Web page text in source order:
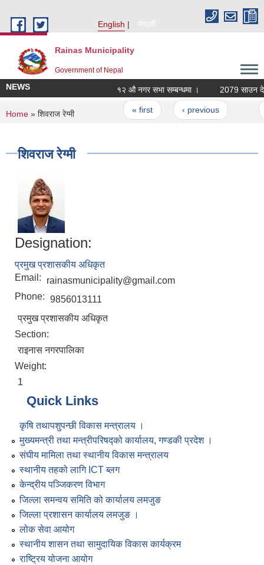
English
नेपाली
Rainas Municipality
Government of Nepal
NEWS १२ औ नगर सभा सम्बन्धमा । 2079 साउन
Pages
« first ‹ previous
You are here
Home » शिवराज रेग्मी
शिवराज रेग्मी
Designation:
प्रमुख प्रशासकीय अधिकृत
Email:
rainasmunicipality@gmail.com
Phone: 9856013111
प्रमुख प्रशासकीय अधिकृत
Section:
राइनास नगरपालिका
Weight:
1
Quick Links
कृषि तथापशुपन्छी विकास मन्त्रालय ।
मुख्यमन्त्री तथा मन्त्रीपरिषद्को कार्यालय, गण्डकी प्रदेश ।
संघीय मामिला तथा स्थानीय विकास मन्त्रालय
स्थानीय तहको लागि ICT ब्लग
केन्द्रीय पञ्जिकरण विभाग
जिल्ला समन्वय समिति को कार्यालय लमजुङ
जिल्ला प्रशासन कार्यालय लमजुङ ।
लोक सेवा आयोग
स्थानीय शासन तथा सामुदायिक विकास कार्यक्रम
राष्ट्रिय योजना आयोग